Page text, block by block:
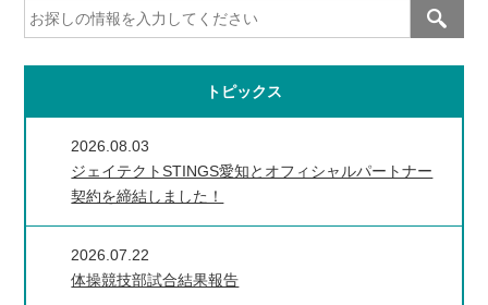
トピックス
2026.08.03
ジェイテクトSTINGS愛知とオフィシャルパートナー
契約を締結しました！
2026.07.22
体操競技部試合結果報告